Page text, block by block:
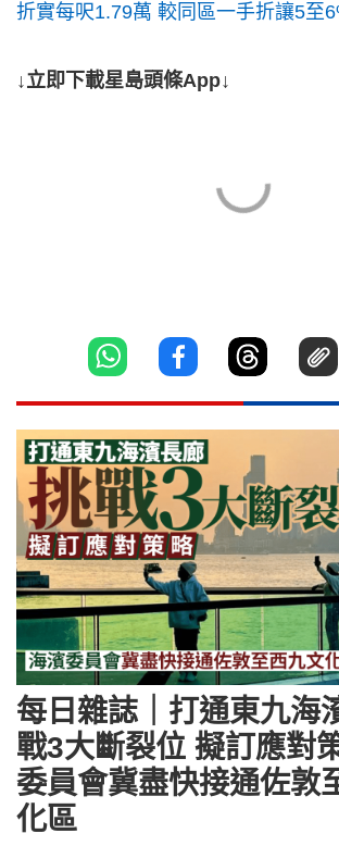
折實每呎1.79萬 較同區一手折讓5至
↓立即下載星島頭條App↓
每日雜誌｜打通東九海
戰3大斷裂位 擬訂應對
委員會冀盡快接通佐敦
化區